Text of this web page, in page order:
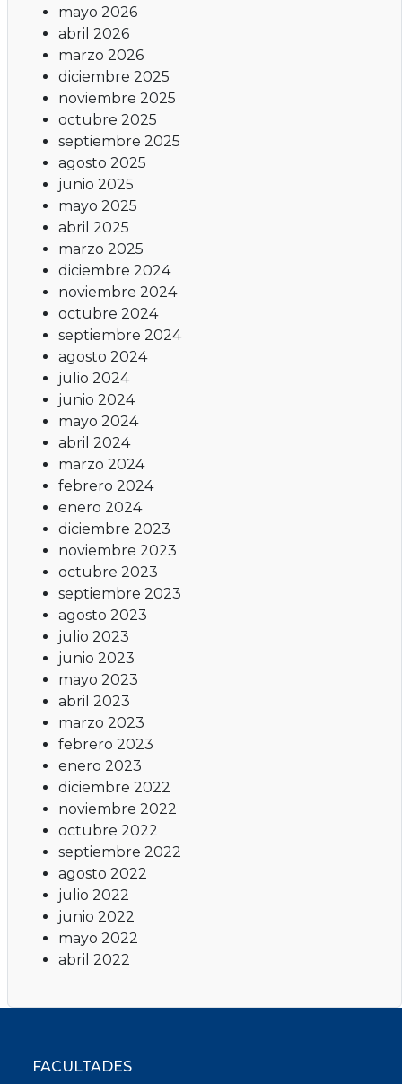
mayo 2026
abril 2026
marzo 2026
diciembre 2025
noviembre 2025
octubre 2025
septiembre 2025
agosto 2025
junio 2025
mayo 2025
abril 2025
marzo 2025
diciembre 2024
noviembre 2024
octubre 2024
septiembre 2024
agosto 2024
julio 2024
junio 2024
mayo 2024
abril 2024
marzo 2024
febrero 2024
enero 2024
diciembre 2023
noviembre 2023
octubre 2023
septiembre 2023
agosto 2023
julio 2023
junio 2023
mayo 2023
abril 2023
marzo 2023
febrero 2023
enero 2023
diciembre 2022
noviembre 2022
octubre 2022
septiembre 2022
agosto 2022
julio 2022
junio 2022
mayo 2022
abril 2022
FACULTADES